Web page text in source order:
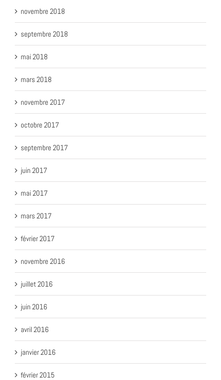
novembre 2018
septembre 2018
mai 2018
mars 2018
novembre 2017
octobre 2017
septembre 2017
juin 2017
mai 2017
mars 2017
février 2017
novembre 2016
juillet 2016
juin 2016
avril 2016
janvier 2016
février 2015